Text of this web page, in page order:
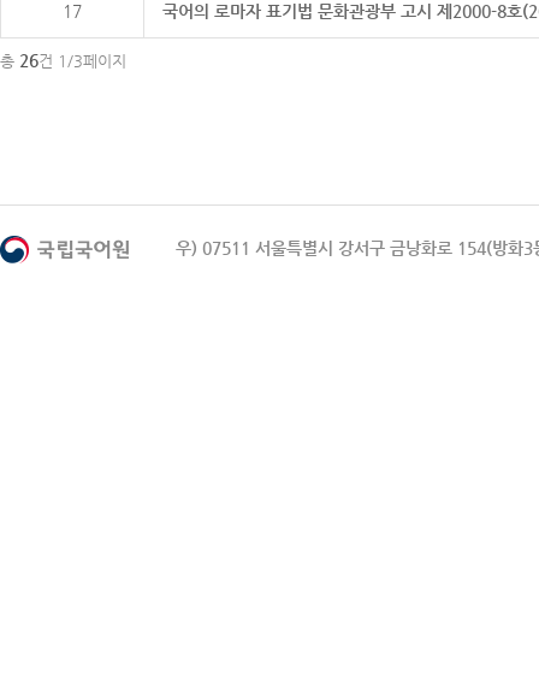
17 국어의 로마자 표기법 문화관광부 고시 제2000-8호
총 26건 1/3페이지
우) 07511 서울특별시 강서구 금낭화로 154(방화3